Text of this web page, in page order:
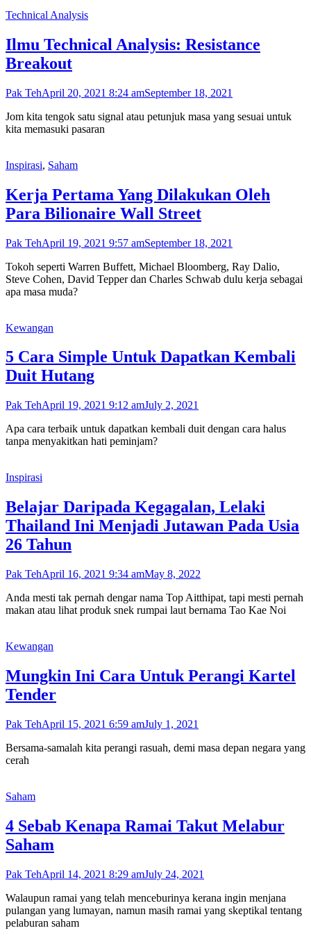
Technical Analysis
Ilmu Technical Analysis: Resistance
Breakout
Pak TehApril 20, 2021 8:24 amSeptember 18, 2021
Jom kita tengok satu signal atau petunjuk masa yang sesuai untuk
kita memasuki pasaran
Inspirasi, Saham
Kerja Pertama Yang Dilakukan Oleh
Para Bilionaire Wall Street
Pak TehApril 19, 2021 9:57 amSeptember 18, 2021
Tokoh seperti Warren Buffett, Michael Bloomberg, Ray Dalio,
Steve Cohen, David Tepper dan Charles Schwab dulu kerja sebagai
apa masa muda?
Kewangan
5 Cara Simple Untuk Dapatkan Kembali
Duit Hutang
Pak TehApril 19, 2021 9:12 amJuly 2, 2021
Apa cara terbaik untuk dapatkan kembali duit dengan cara halus
tanpa menyakitkan hati peminjam?
Inspirasi
Belajar Daripada Kegagalan, Lelaki
Thailand Ini Menjadi Jutawan Pada Usia
26 Tahun
Pak TehApril 16, 2021 9:34 amMay 8, 2022
Anda mesti tak pernah dengar nama Top Aitthipat, tapi mesti pernah
makan atau lihat produk snek rumpai laut bernama Tao Kae Noi
Kewangan
Mungkin Ini Cara Untuk Perangi Kartel
Tender
Pak TehApril 15, 2021 6:59 amJuly 1, 2021
Bersama-samalah kita perangi rasuah, demi masa depan negara yang
cerah
Saham
4 Sebab Kenapa Ramai Takut Melabur
Saham
Pak TehApril 14, 2021 8:29 amJuly 24, 2021
Walaupun ramai yang telah menceburinya kerana ingin menjana
pulangan yang lumayan, namun masih ramai yang skeptikal tentang
pelaburan saham